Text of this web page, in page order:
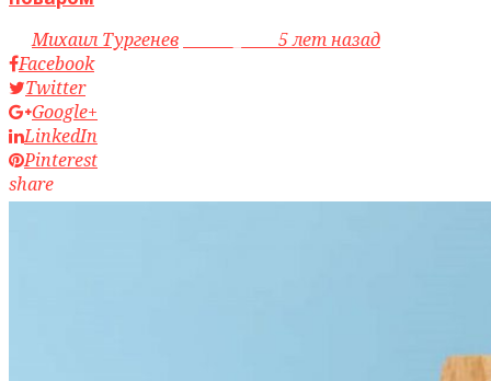
byМихаил Тургенев
5 лет назад
Facebook
Twitter
Google+
LinkedIn
Pinterest
share